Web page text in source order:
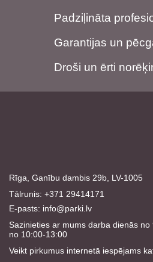
Padziļināta
Garantijas un
Droši un ērti
Rīga, Ganību dambis 29b, LV-1005
Tālrunis: +371 29414171
E-pasts: info@parki.lv
Sazinieties ar mums darba dienās
no 10:00-13:00
Veikt pirkumus internetā iespējams